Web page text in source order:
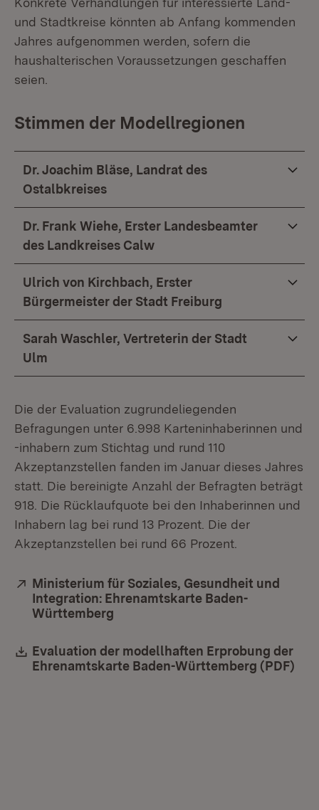
und Stadtkreise könnten ab Anfang kommenden
Jahres aufgenommen werden, sofern die
haushalterischen Voraussetzungen geschaffen
seien.
Stimmen der Modellregionen
Dr. Joachim Bläse, Landrat des
Ostalbkreises
Dr. Frank Wiehe, Erster Landesbeamter
des Landkreises Calw
Ulrich von Kirchbach, Erster
Bürgermeister der Stadt Freiburg
Sarah Waschler, Vertreterin der Stadt
Ulm
Die der Evaluation zugrundeliegenden
Befragungen unter 6.998 Karteninhaberinnen und
-inhabern zum Stichtag und rund 110
Akzeptanzstellen fanden im Januar dieses Jahres
statt. Die bereinigte Anzahl der Befragten beträgt
918. Die Rücklaufquote bei den Inhaberinnen und
Inhabern lag bei rund 13 Prozent. Die der
Akzeptanzstellen bei rund 66 Prozent.
Extern:
Ministerium für Soziales, Gesundheit und
Integration: Ehrenamtskarte Baden-
Württemberg
Download:
Evaluation der modellhaften Erprobung der
Ehrenamtskarte Baden-Württemberg (PDF)